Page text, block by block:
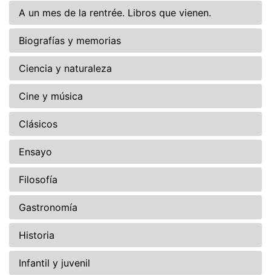
A un mes de la rentrée. Libros que vienen.
Biografías y memorias
Ciencia y naturaleza
Cine y música
Clásicos
Ensayo
Filosofía
Gastronomía
Historia
Infantil y juvenil